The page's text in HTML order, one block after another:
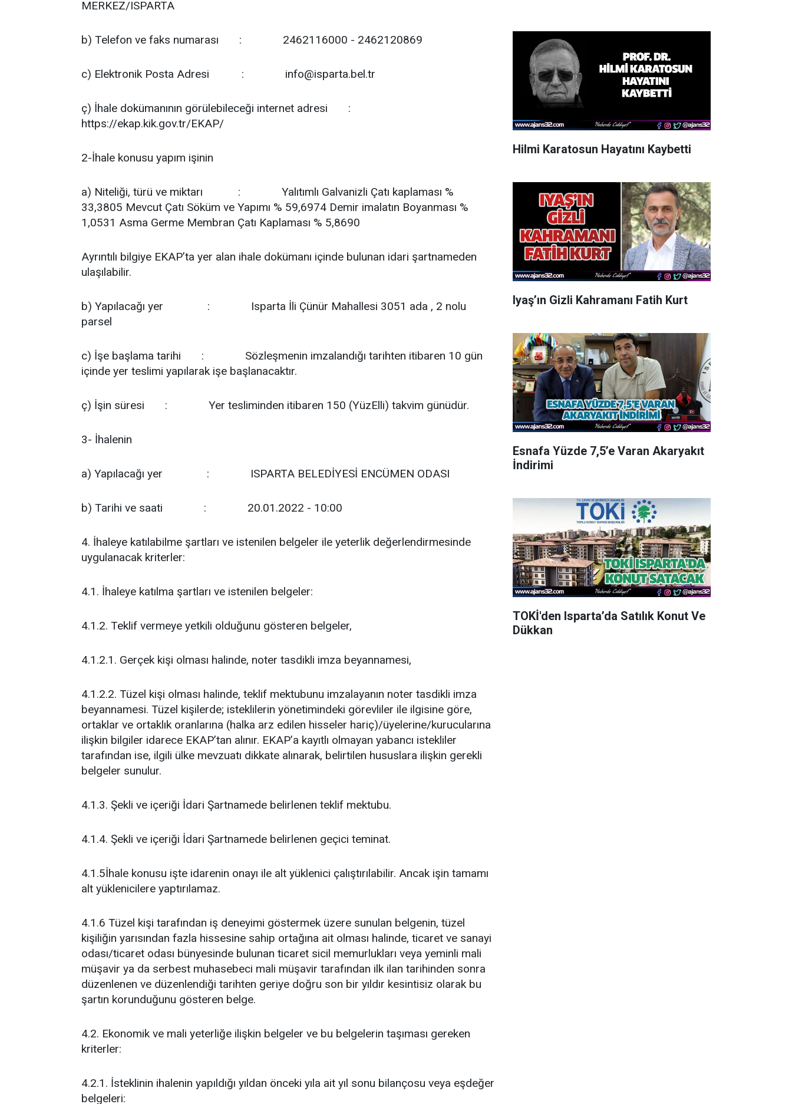
MERKEZ/ISPARTA
b) Telefon ve faks numarası : 2462116000 - 2462120869
c) Elektronik Posta Adresi : info@isparta.bel.tr
ç) İhale dokümanının görülebileceği internet adresi
:
https://ekap.kik.gov.tr/EKAP/
2-İhale konusu yapım işinin
a) Niteliği, türü ve miktarı :
Yalıtımlı Galvanizli Çatı kaplaması %
33,3805 Mevcut Çatı Söküm ve Yapımı % 59,6974 Demir imalatın Boyanması %
1,0531 Asma Germe Membran Çatı Kaplaması % 5,8690
Ayrıntılı bilgiye EKAP’ta yer alan ihale dokümanı içinde bulunan idari şartnameden
ulaşılabilir.
b) Yapılacağı yer :
Isparta İli Çünür Mahallesi 3051 ada , 2 nolu
parsel
c) İşe başlama tarihi :
Sözleşmenin imzalandığı tarihten itibaren 10 gün
içinde yer teslimi yapılarak işe başlanacaktır.
ç) İşin süresi : Yer tesliminden itibaren 150 (YüzElli) takvim günüdür.
3- İhalenin
a) Yapılacağı yer : ISPARTA BELEDİYESİ ENCÜMEN ODASI
b) Tarihi ve saati : 20.01.2022 - 10:00
4. İhaleye katılabilme şartları ve istenilen belgeler ile yeterlik değerlendirmesinde
uygulanacak kriterler:
4.1. İhaleye katılma şartları ve istenilen belgeler:
4.1.2. Teklif vermeye yetkili olduğunu gösteren belgeler,
4.1.2.1. Gerçek kişi olması halinde, noter tasdikli imza beyannamesi,
4.1.2.2. Tüzel kişi olması halinde, teklif mektubunu imzalayanın noter tasdikli imza
beyannamesi. Tüzel kişilerde; isteklilerin yönetimindeki görevliler ile ilgisine göre,
ortaklar ve ortaklık oranlarına (halka arz edilen hisseler hariç)/üyelerine/kurucularına
ilişkin bilgiler idarece EKAP’tan alınır. EKAP’a kayıtlı olmayan yabancı istekliler
tarafından ise, ilgili ülke mevzuatı dikkate alınarak, belirtilen hususlara ilişkin gerekli
belgeler sunulur.
4.1.3. Şekli ve içeriği İdari Şartnamede belirlenen teklif mektubu.
4.1.4. Şekli ve içeriği İdari Şartnamede belirlenen geçici teminat.
4.1.5İhale konusu işte idarenin onayı ile alt yüklenici çalıştırılabilir. Ancak işin tamamı
alt yüklenicilere yaptırılamaz.
4.1.6 Tüzel kişi tarafından iş deneyimi göstermek üzere sunulan belgenin, tüzel
kişiliğin yarısından fazla hissesine sahip ortağına ait olması halinde, ticaret ve sanayi
odası/ticaret odası bünyesinde bulunan ticaret sicil memurlukları veya yeminli mali
müşavir ya da serbest muhasebeci mali müşavir tarafından ilk ilan tarihinden sonra
düzenlenen ve düzenlendiği tarihten geriye doğru son bir yıldır kesintisiz olarak bu
şartın korunduğunu gösteren belge.
4.2. Ekonomik ve mali yeterliğe ilişkin belgeler ve bu belgelerin taşıması gereken
kriterler:
4.2.1. İsteklinin ihalenin yapıldığı yıldan önceki yıla ait yıl sonu bilançosu veya eşdeğer
belgeleri:
Hilmi Karatosun Hayatını Kaybetti
Iyaş’ın Gizli Kahramanı Fatih Kurt
Esnafa Yüzde 7,5’e Varan Akaryakıt
İndirimi
TOKİ'den Isparta’da Satılık Konut Ve
Dükkan